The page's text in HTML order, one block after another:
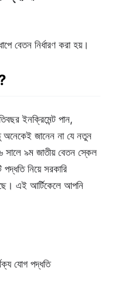
বেতন নির্ধারণ করা হয়।
ইনক্রিমেন্ট পান,
জানেন না যে নতুন
৯ম জাতীয় বেতন স্কেল
নিয়ে সরকারি
এই আর্টিকেলে আপনি
যোগ পদ্ধতি